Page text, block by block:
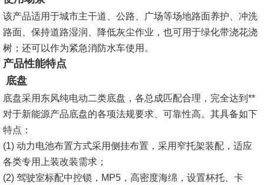
该产品适用于城市主干道、公路、广场等场地路面养护、冲洗
路面、保持道路湿润、降低灰尘作业，也可用于绿化带浇花浇
树；还可以作为紧急消防水车使用。
产品性能特点
底盘
底盘采用东风纯电动二类底盘，各总成匹配合理，完全达到**
对于新能源产品底盘的各项法规要求、可靠性高。其具备如下
特点：
(1) 动力电池布置方式采用侧挂布置，采用窄托架装配，适应
各类专用上装改装需求；
(2) 驾驶室标配中控锁，MP5，高密度海绵，设置杯托、卡